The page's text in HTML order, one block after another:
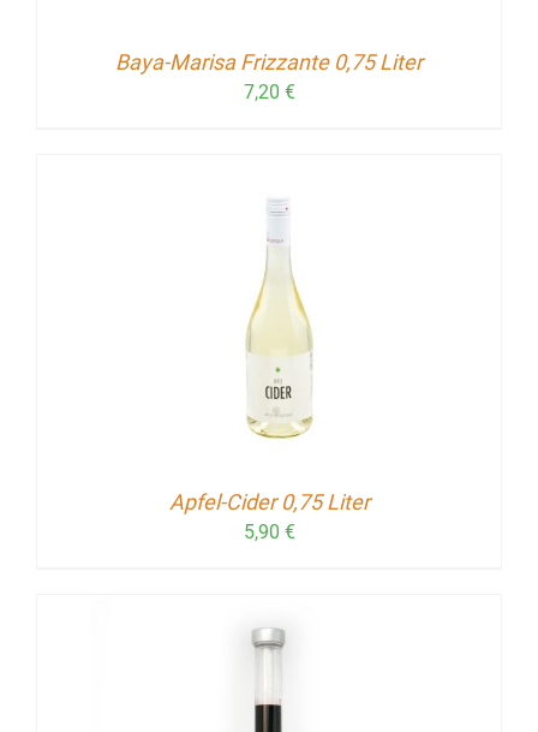
Baya-Marisa Frizzante 0,75 Liter
7,20 €
Apfel-Cider 0,75 Liter
5,90 €